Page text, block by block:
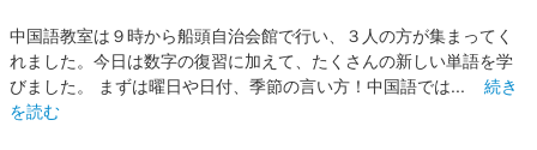
中国語教室は９時から船頭自治会館で行い、３人の方が集まってく
れました。今日は数字の復習に加えて、たくさんの新しい単語を学
びました。 まずは曜日や日付、季節の言い方！中国語では... 続き
を読む